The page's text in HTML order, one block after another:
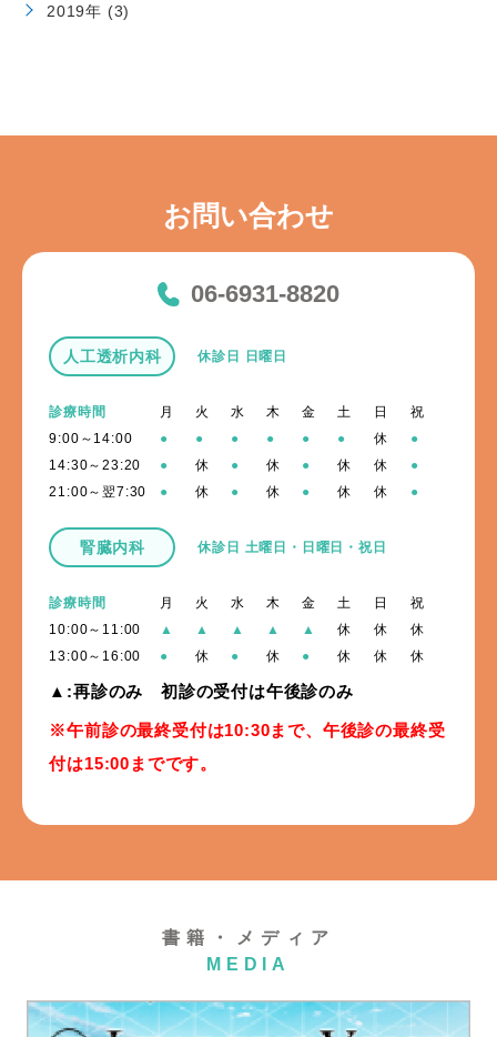
2019年 (3)
お問い合わせ
06-6931-8820
人工透析内科 休診日 日曜日
診療時間 月 火 水 木 金 土 日
祝
9:00～14:00
● ● ● ● ● ● 休
●
14:30～23:20
● 休 ● 休 ● 休 休
●
21:00～翌7:30
● 休 ● 休 ● 休 休 ●
腎臓内科 休診日 土曜日・日曜日・祝日
診療時間 月 火 水 木 金 土 日
祝
10:00～11:00
▲ ▲ ▲ ▲ ▲ 休 休
休
13:00～16:00
● 休 ● 休 ● 休 休 休
▲:再診のみ 初診の受付は午後診のみ
※午前診の最終受付は10:30まで、午後診の最終受
付は15:00までです。
書籍・メディア
MEDIA